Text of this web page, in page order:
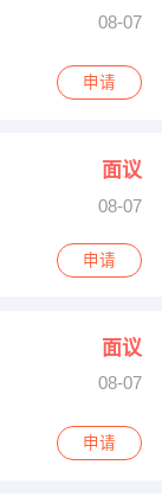
08-07
申请
面议
08-07
申请
面议
08-07
申请